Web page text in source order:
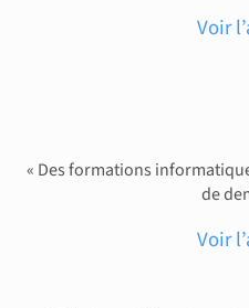
Voir
« Des formations
de
Voir